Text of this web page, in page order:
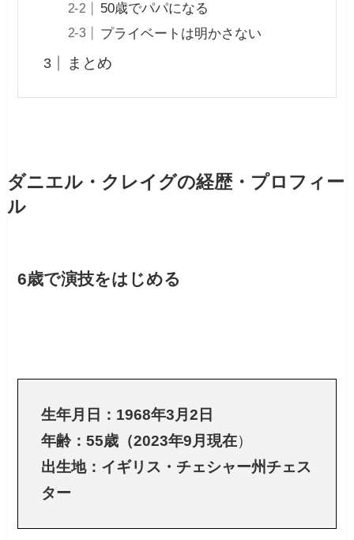
50歳でパパになる
プライベートは明かさない
まとめ
ダニエル・クレイグの経歴・プロフィー
ル
6歳で演技をはじめる
生年月日：1968年3月2日
年齢：55歳（2023年9月現在）
出生地：イギリス・チェシャー州チェス
ター